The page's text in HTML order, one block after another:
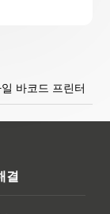
일 바코드 프린터
결